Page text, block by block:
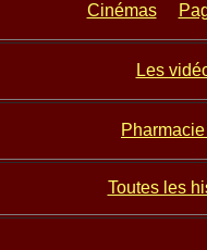
Cinémas
Les
Toutes les